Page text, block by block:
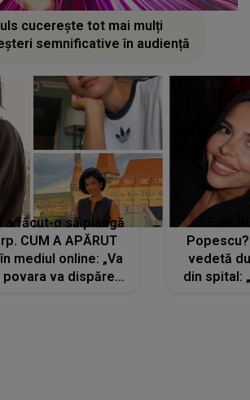
cucerește tot mai mulți
semnificative în audiență
a făcut-o să plângă
CUM A APĂRUT
mediul online: „Va
va dispărea,
vedetă
din spital: